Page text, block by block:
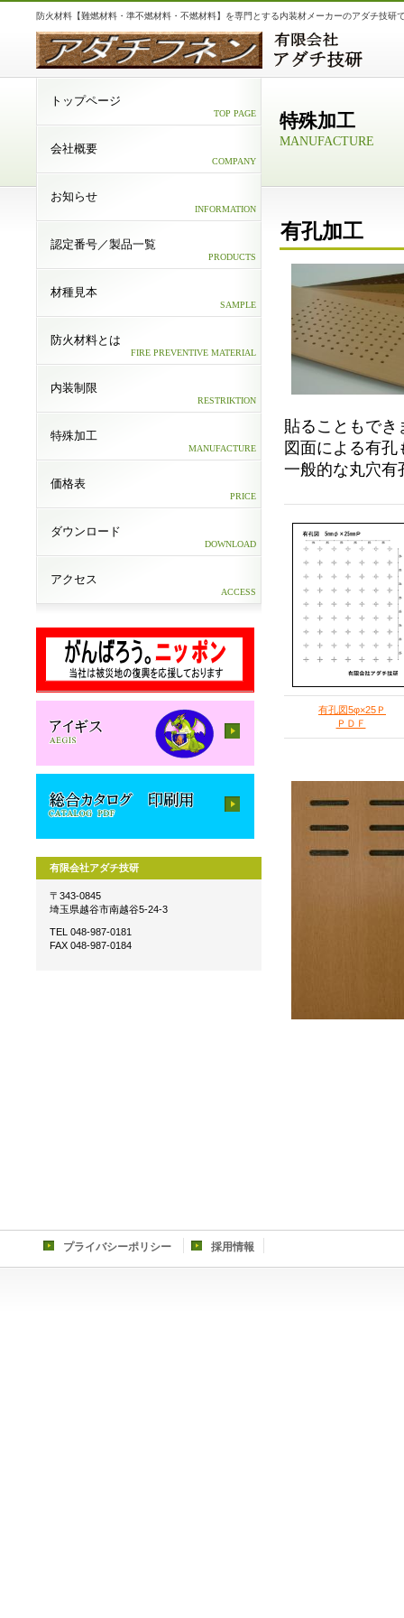
防火材料【難燃材料・準不燃材料・不燃材料】を専門とする内装材メーカーのアダチ技研
特殊加工
MANUFACTURE
有孔加工
貼ることもでき
図面による有
一般的な丸穴有
有孔図5φ×25Ｐ
ＰＤＦ
トップページ
TOP PAGE
会社概要
COMPANY
お知らせ
INFORMATION
認定番号／製品一覧
PRODUCTS
材種見本
SAMPLE
防火材料とは
FIRE PREVENTIVE MATERIAL
内装制限
RESTRIKTION
特殊加工
MANUFACTURE
価格表
PRICE
ダウンロード
DOWNLOAD
アクセス
ACCESS
有限会社アダチ技研
〒343-0845
埼玉県越谷市南越谷5-24-3
TEL 048-987-0181
FAX 048-987-0184
プライバシーポリシー 採用情報